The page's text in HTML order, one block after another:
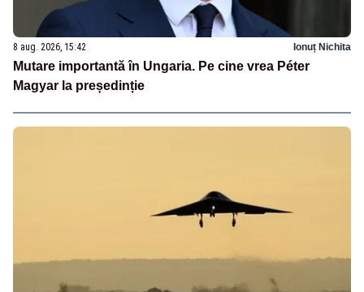
8 aug. 2026, 15:42 Ionuț Nichita
Mutare importantă în Ungaria. Pe cine vrea Péter
Magyar la președinție